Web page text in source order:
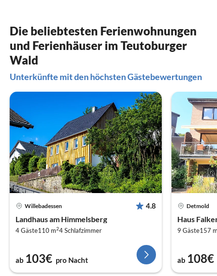
Die beliebtesten Ferienwohnungen
und Ferienhäuser im Teutoburger
Wald
Unterkünfte mit den höchsten Gästebewertungen
Willebadessen 4.8
Landhaus am Himmelsberg
4 Gäste110 m24Schlafzimmer
ab 103€ pro Nacht
Detmold
Haus
9 Gäste157
ab 108€